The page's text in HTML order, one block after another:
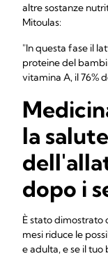
altre sostanze
Mitoulas:
"In questa fase il
proteine del
vitamina A, il 76%
la salute
dopo i
È stato dimostrato
mesi riduce le
e adulta, e se il